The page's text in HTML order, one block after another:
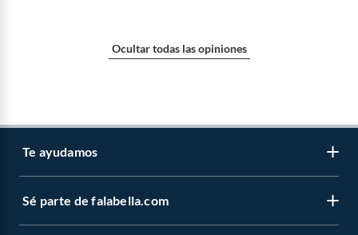
Ocultar todas las opiniones
Te ayudamos
Venta telefónica
Sé parte de falabella.com